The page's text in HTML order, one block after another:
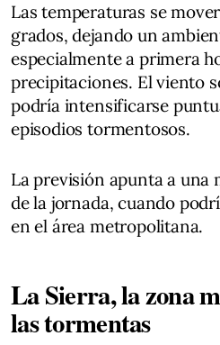
Las temperaturas se
grados, dejando un
especialmente a primera
precipitaciones. El viento
podría intensificarse
episodios tormentosos.
La previsión apunta a una
de la jornada, cuando
en el área metropolitana.
La Sierra, la zona
las tormentas